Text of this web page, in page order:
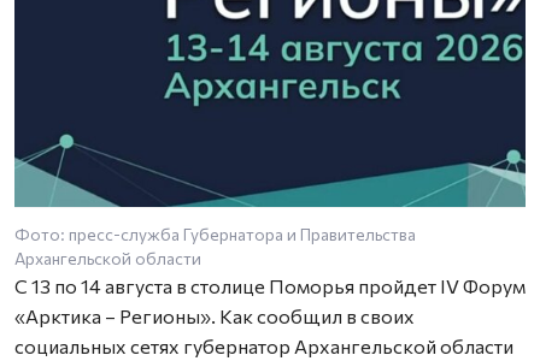
Фото: пресс-служба Губернатора и Правительства
Архангельской области
С 13 по 14 августа в столице Поморья пройдет IV Форум
«Арктика – Регионы». Как сообщил в своих
социальных сетях губернатор Архангельской области